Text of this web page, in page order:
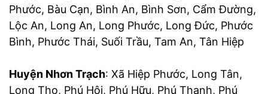
Phước, Bàu Cạn, Bình An, Bình Sơn, Cẩm Đường,
Lộc An, Long An, Long Phước, Long Đức, Phước
Bình, Phước Thái, Suối Trầu, Tam An, Tân Hiệp
Huyện Nhơn Trạch: Xã Hiệp Phước, Long Tân,
Long Thọ, Phú Hội, Phú Hữu, Phú Thạnh, Phú